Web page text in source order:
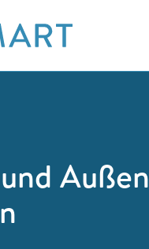
Außen